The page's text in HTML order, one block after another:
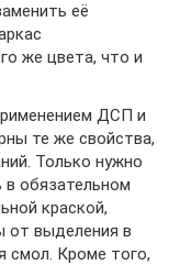
её
же цвета, что и
ДСП и
те же свойства,
Только нужно
обязательном
краской,
от выделения в
смол. Кроме того,